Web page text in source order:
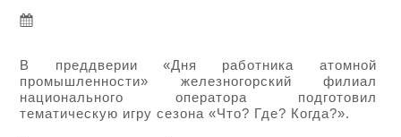
В преддверии «Дня работника атомной
промышленности» железногорский филиал
национального оператора подготовил
тематическую игру сезона «Что? Где? Когда?».